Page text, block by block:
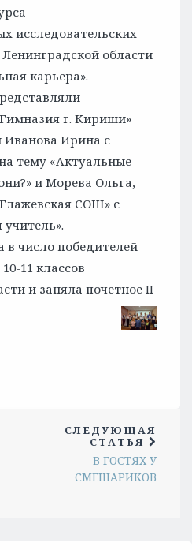
исследовательских
области
карьера».
г. Кириши»
Иванова Ирина с
тему «Актуальные
и Морева Ольга,
СОШ» с
число победителей
11 классов
и заняла почетное II
СЛЕДУЮЩАЯ
СТАТЬЯ
В ГОСТЯХ У
СМЕШАРИКОВ